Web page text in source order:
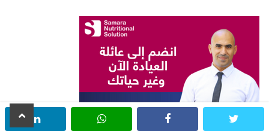
twitter
whatsapp
scroll
to